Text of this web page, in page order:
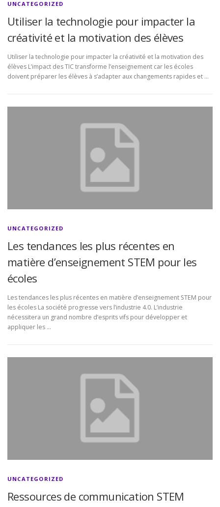
UNCATEGORIZED
Utiliser la technologie pour impacter la
créativité et la motivation des élèves
Utiliser la technologie pour impacter la créativité et la motivation des
élèves L’impact des TIC transforme l’enseignement car les écoles
doivent préparer les élèves à s’adapter aux changements rapides et …
UNCATEGORIZED
Les tendances les plus récentes en
matière d’enseignement STEM pour les
écoles
Les tendances les plus récentes en matière d’enseignement STEM pour
les écoles La société progresse vers l’industrie 4.0. L’industrie
nécessitera un grand nombre d’esprits vifs pour développer et
appliquer les …
UNCATEGORIZED
Ressources de communication STEM